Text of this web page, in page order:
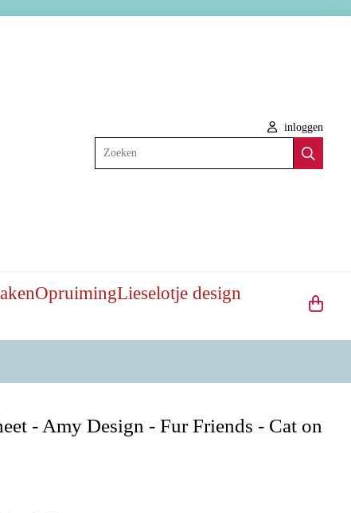
inloggen
Zoeken
OpruimingLieselotje design
- Amy Design - Fur Friends - Cat on